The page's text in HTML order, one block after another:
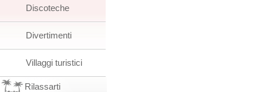
Discoteche
Divertimenti
Villaggi turistici
Rilassarti